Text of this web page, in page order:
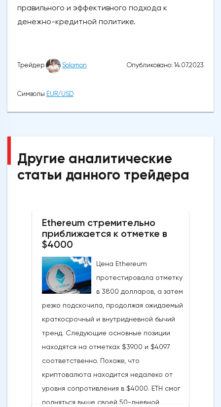
правильного и эффективного подхода к
денежно-кредитной политике.
Трейдер Solomon Опубликовано: 14.07.2023
Символы EUR/USD
Другие аналитические
статьи данного трейдера
Ethereum стремительно
приближается к отметке в
$4000
Цена Ethereum
протестировала отметку
в 3800 долларов, а затем
резко подскочила, продолжая ожидаемый
краткосрочный и внутридневной бычий
тренд. Следующие основные позиции
находятся на отметках $3900 и $4097
соответственно. Похоже, что
криптовалюта находится недалеко от
уровня сопротивления в $4000. ETH смог
подняться выше своей 50-дневной